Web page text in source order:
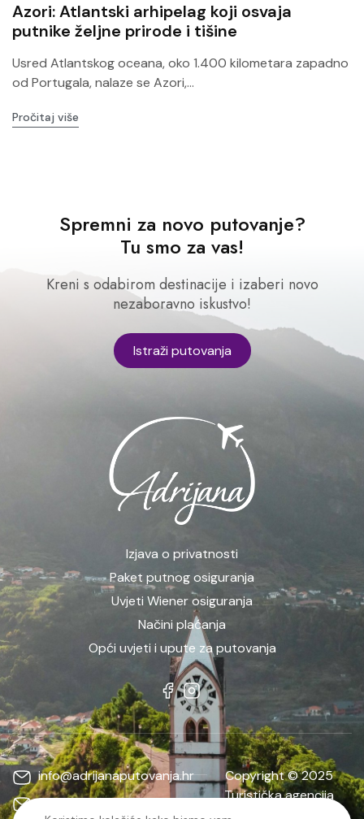
Azori: Atlantski arhipelag koji osvaja
putnike željne prirode i tišine
Usred Atlantskog oceana, oko 1.400 kilometara zapadno
od Portugala, nalaze se Azori,...
Pročitaj više
Spremni za novo putovanje?
Tu smo za vas!
Kreni s odabirom destinacije i izaberi novo
nezaboravno iskustvo!
Istraži putovanja
Izjava o privatnosti
Paket putnog osiguranja
Uvjeti Wiener osiguranja
Načini plaćanja
Opći uvjeti i upute za putovanja
info@adrijanaputovanja.hr
d.matkovic@adrijanaputovanja.hr
Copyright © 2025
Turistička agencija
ADRIJANA | Sva prava